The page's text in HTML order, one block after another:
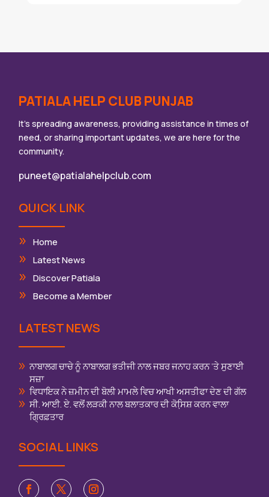
PATIALA HELP CLUB PUNJAB
It’s spreading awareness, providing assistance in times of
need, or sharing important updates, we are here for the
community.
puneet@patialahelpclub.com
QUICK LINK
Home
Latest News
Discover Patiala
Become a Member
LATEST NEWS
ਨਾਬਾਲਗ ਚਾਚੇ ਨੂੰ ਨਾਬਾਲਗ ਭਤੀਜੀ ਨਾਲ ਜਬਰ ਜਨਾਹ ਕਰਨ ‘ਤੇ ਸੁਣਾਈ
ਸਜ਼ਾ
ਵਿਧਾਇਕ ਨੇ ਜ਼ਮੀਨ ਦੀ ਬੋਲੀ ਮਾਮਲੇ ਵਿਚ ਆਖੀ ਅਸਤੀਫਾ ਦੇਣ ਦੀ ਗੱਲ
ਸੀ. ਆਈ. ਏ. ਵਲੋਂ ਲੜਕੀ ਨਾਲ ਬਲਾਤਕਾਰ ਦੀ ਕੋਸਿ਼ਸ਼ ਕਰਨ ਵਾਲਾ
ਗ੍ਰਿਫ਼ਤਾਰ
SOCIAL LINKS